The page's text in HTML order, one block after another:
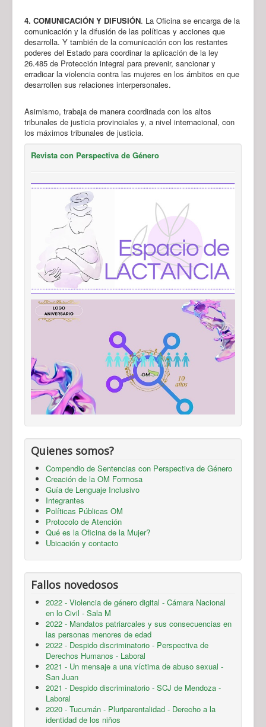
4. COMUNICACIÓN Y DIFUSIÓN. La Oficina se encarga de la
comunicación y la difusión de las políticas y acciones que
desarrolla. Y también de la comunicación con los restantes
poderes del Estado para coordinar la aplicación de la ley
26.485 de Protección integral para prevenir, sancionar y
erradicar la violencia contra las mujeres en los ámbitos en que
desarrollen sus relaciones interpersonales.
Asimismo, trabaja de manera coordinada con los altos
tribunales de justicia provinciales y, a nivel internacional, con
los máximos tribunales de justicia.
Revista con Perspectiva de Género
Quienes somos?
Compendio de Sentencias con Perspectiva de Género
Creación de la OM Formosa
Guía de Lenguaje Inclusivo
Integrantes
Políticas Públicas OM
Protocolo de Atención
Qué es la Oficina de la Mujer?
Ubicación y contacto
Fallos novedosos
2022 - Violencia de género digital - Cámara Nacional
en lo Civil - Sala M
2022 - Mandatos patriarcales y sus consecuencias en
las personas menores de edad
2022 - Despido discriminatorio - Perspectiva de
Derechos Humanos - Laboral
2021 - Un mensaje a una víctima de abuso sexual -
San Juan
2021 - Despido discriminatorio - SCJ de Mendoza -
Laboral
2020 - Tucumán - Pluriparentalidad - Derecho a la
identidad de los niños